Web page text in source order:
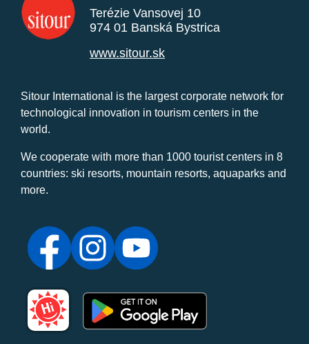
Terézie Vansovej 10
974 01 Banská Bystrica
www.sitour.sk
Sitour International is the largest corporate network for
technological innovation in tourism centers in the
world.
We cooperate with more than 1000 tourist centers in 8
countries: ski resorts, mountain resorts, aquaparks and
more.